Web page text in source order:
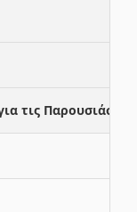
τις Παρουσιάσεις